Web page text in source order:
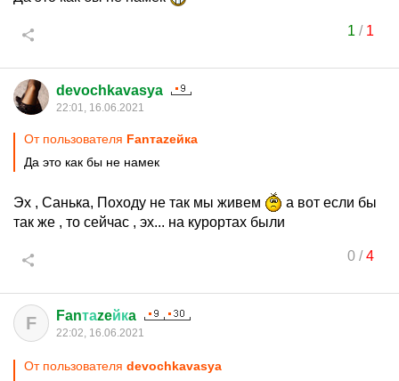
1 / 1
devochkavasya
22:01, 16.06.2021
От пользователя Fanтаzeйкa
Да это как бы не намек
Эх , Санька, Походу не так мы живем
а вот если бы
так же , то сейчас , эх... на курортах были
0/4
F Fanтаzeйкa
22:02, 16.06.2021
От пользователя devochkavasya